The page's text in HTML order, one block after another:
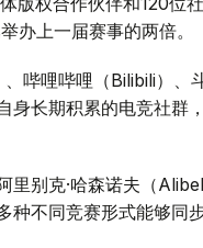
办上一届赛事的两倍。
哔哩哔哩（Bilibili）
身长期积累的电竞社群
里别克·哈森诺夫（
种不同竞赛形式能够同步